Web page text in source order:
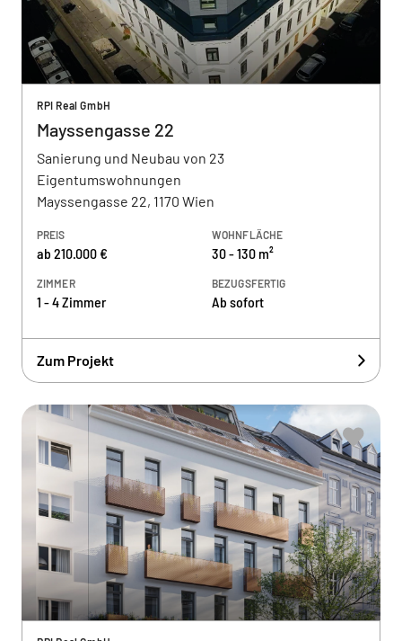
RPI Real GmbH
Mayssengasse 22
Sanierung und Neubau von 23
Eigentumswohnungen
Mayssengasse 22, 1170 Wien
PREIS
ab 210.000 €
WOHNFLÄCHE
30 - 130 m²
ZIMMER
1 - 4 Zimmer
BEZUGSFERTIG
Ab sofort
Zum Projekt